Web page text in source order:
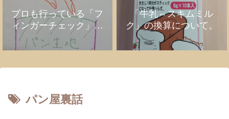
プロも行っている「フ
ィンガーチェック」の
話。
「牛乳⇔スキムミル
ク」の換算について。
パン屋裏話